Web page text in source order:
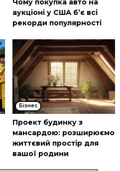
Чому покупка авто на
аукціоні у США б’є всі
рекорди популярності
Бізнес
Проект будинку з
мансардою: розширюємо
життєвий простір для
вашої родини